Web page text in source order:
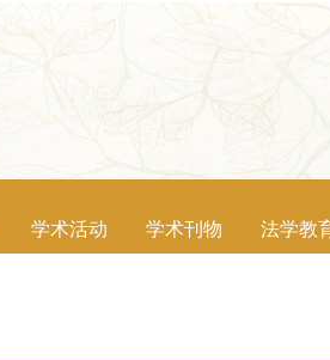
学术活动 学术刊物 法学教